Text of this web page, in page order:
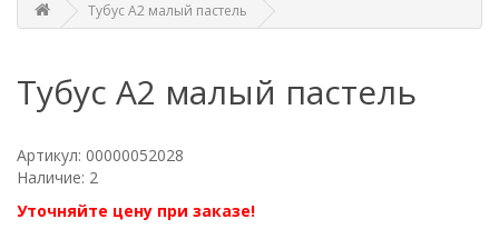
Тубус А2 малый пастель
Тубус А2 малый пастель
Артикул: 00000052028
Наличие: 2
Уточняйте цену при заказе!